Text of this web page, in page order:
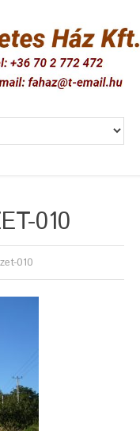
010
010